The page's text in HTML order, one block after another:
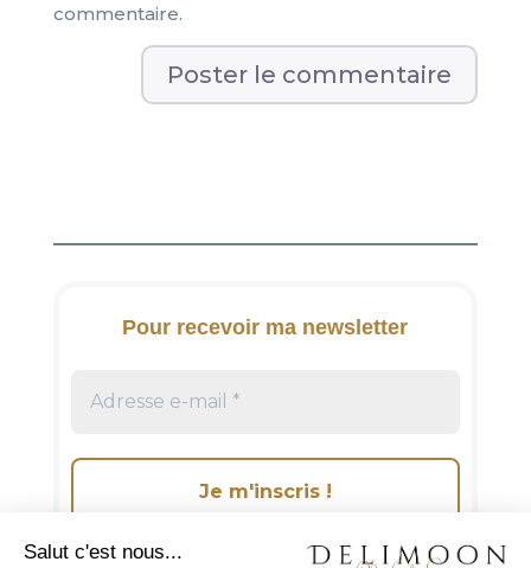
commentaire.
n
Pour recevoir ma newsletter